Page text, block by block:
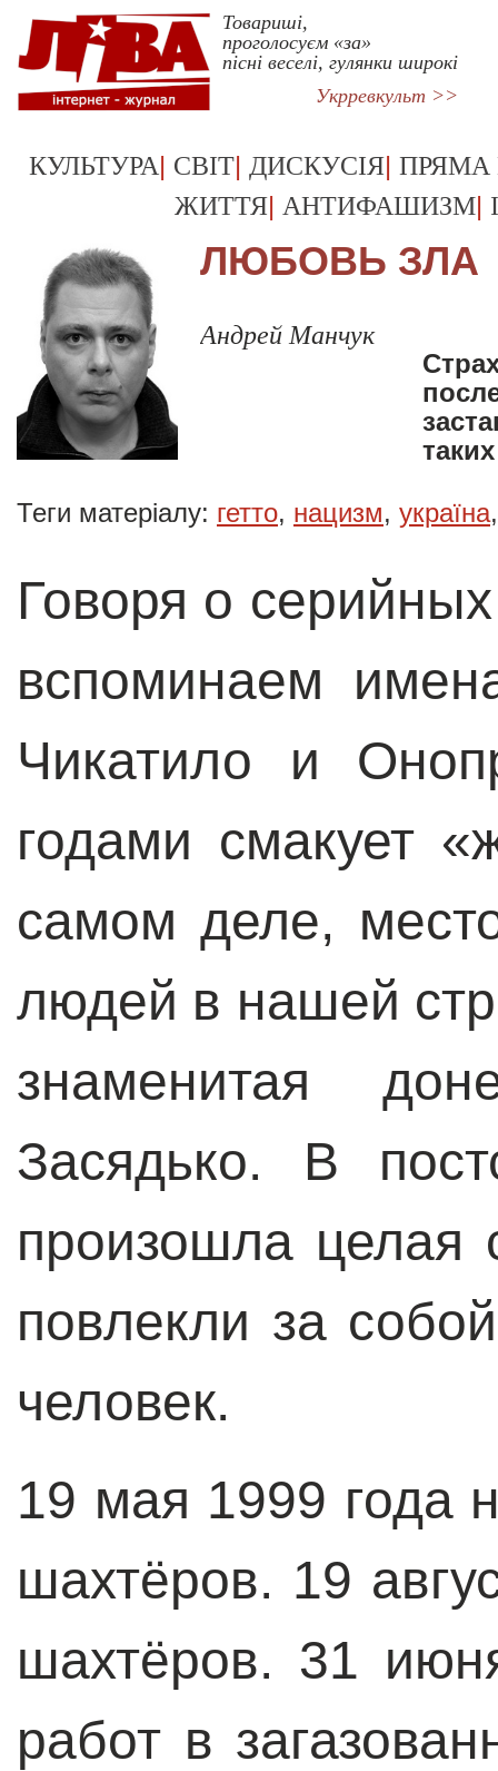
Товариші,
проголосуєм «за»
пісні веселі, гулянки широкі
Укрревкульт >>
КУЛЬТУРА| СВІТ| ДИСКУСІЯ| ПРЯМА
ЖИТТЯ| АНТИФАШИЗМ|
ЛЮБОВЬ ЗЛА
Андрей Манчук
Теги матеріалу: гетто, нацизм, україна
Говоря о
вспоминаем
Чикатило и
годами смакует
самом деле,
людей в нашей
знаменитая
Засядько. В
произошла целая
повлекли за
человек.
19 мая 1999 года
шахтёров. 19
шахтёров. 31
работ в